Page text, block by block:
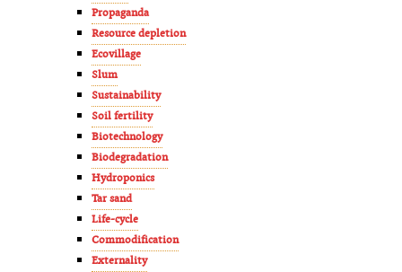
Propaganda
Resource depletion
Ecovillage
Slum
Sustainability
Soil fertility
Biotechnology
Biodegradation
Hydroponics
Tar sand
Life-cycle
Commodification
Externality